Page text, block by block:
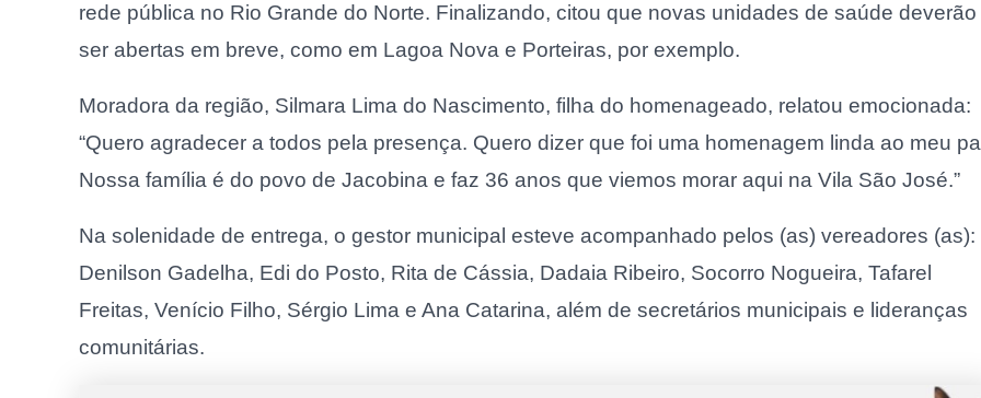
rede pública no Rio Grande do Norte. Finalizando, citou que novas unidades de saúde deverão
ser abertas em breve, como em Lagoa Nova e Porteiras, por exemplo.
Moradora da região, Silmara Lima do Nascimento, filha do homenageado, relatou emocionada:
“Quero agradecer a todos pela presença. Quero dizer que foi uma homenagem linda ao meu
Nossa família é do povo de Jacobina e faz 36 anos que viemos morar aqui na Vila São José.”
Na solenidade de entrega, o gestor municipal esteve acompanhado pelos (as) vereadores (as):
Denilson Gadelha, Edi do Posto, Rita de Cássia, Dadaia Ribeiro, Socorro Nogueira, Tafarel
Freitas, Venício Filho, Sérgio Lima e Ana Catarina, além de secretários municipais e lideranças
comunitárias.